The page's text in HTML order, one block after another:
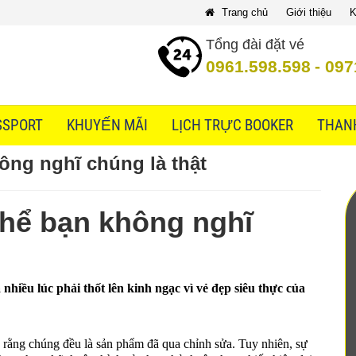
Trang chủ Giới thiệu
Tổng đài đặt vé
0961.598.598 -
KHUYẾN MÃI LỊCH TRỰC BOOKER
nghĩ chúng là thật
bạn không nghĩ
lúc phải thốt lên kinh ngạc vì vẻ đẹp siêu thực của
chúng đều là sản phẩm đã qua chỉnh sửa. Tuy nhiên, sự